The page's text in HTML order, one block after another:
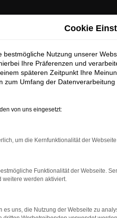
Top Angebote
auch perfekt nach
an einem unserer
im Vorfeld, welche
Sprechen Sie uns an.
Cookie
bestmögliche Nutzung unserer
Ihre Präferenzen und
späteren Zeitpunkt Ihre
zum Umfang der Datenverarbeitung
von uns eingesetzt:
um die Kernfunktionalität der
Funktionalität der Webseite.
weitere werden aktiviert.
es uns, die Nutzung der Webseite zu